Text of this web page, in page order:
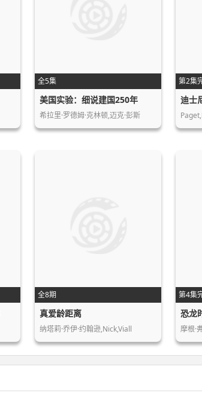
全5集
美国实验：细说建国250年
希拉里·罗德姆·克林顿,迈克·彭斯
第2集
迪士
全8期
真爱龄距离
纳塔莉·乔伊·约翰逊,Nick,Viall
第4集
恐龙
摩根·